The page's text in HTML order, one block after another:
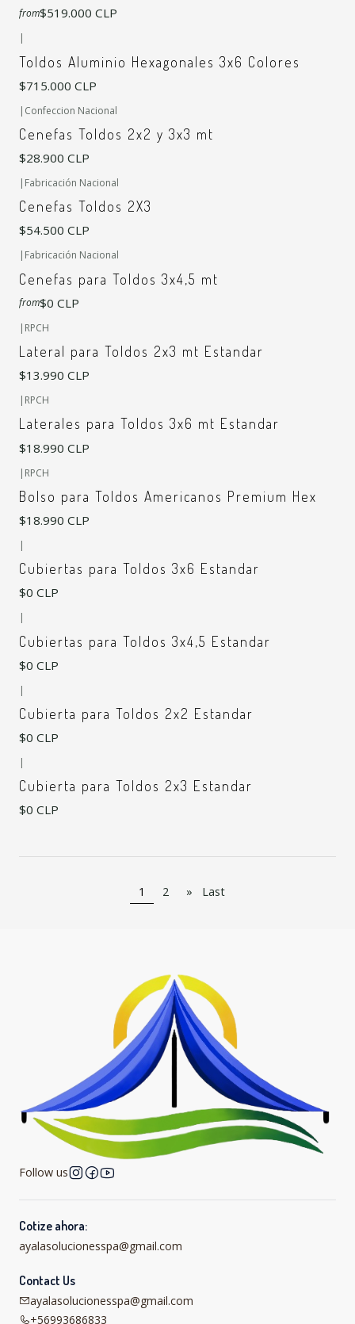
from$519.000 CLP
|
Toldos Aluminio Hexagonales 3x6 Colores
$715.000 CLP
| Confeccion Nacional
Cenefas Toldos 2x2 y 3x3 mt
$28.900 CLP
| Fabricación Nacional
Cenefas Toldos 2X3
$54.500 CLP
| Fabricación Nacional
Cenefas para Toldos 3x4,5 mt
from$0 CLP
| RPCH
Lateral para Toldos 2x3 mt Estandar
$13.990 CLP
| RPCH
Laterales para Toldos 3x6 mt Estandar
$18.990 CLP
| RPCH
Bolso para Toldos Americanos Premium Hex
$18.990 CLP
|
Cubiertas para Toldos 3x6 Estandar
$0 CLP
|
Cubiertas para Toldos 3x4,5 Estandar
$0 CLP
|
Cubierta para Toldos 2x2 Estandar
$0 CLP
|
Cubierta para Toldos 2x3 Estandar
$0 CLP
1 2 » Last
Follow us
Cotize ahora:
ayalasolucionesspa@gmail.com
Contact Us
ayalasolucionesspa@gmail.com
+56993686833